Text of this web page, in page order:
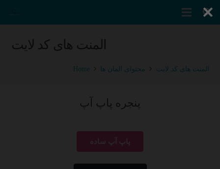
المنت های کد لایت
Home محتوای المان ها المنت های کد لایت
پنجره پاپ آپ
پاپ آپ ساده